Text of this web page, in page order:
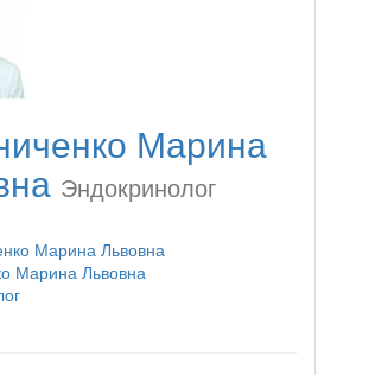
Марина
Эндокринолог
Марина Львовна